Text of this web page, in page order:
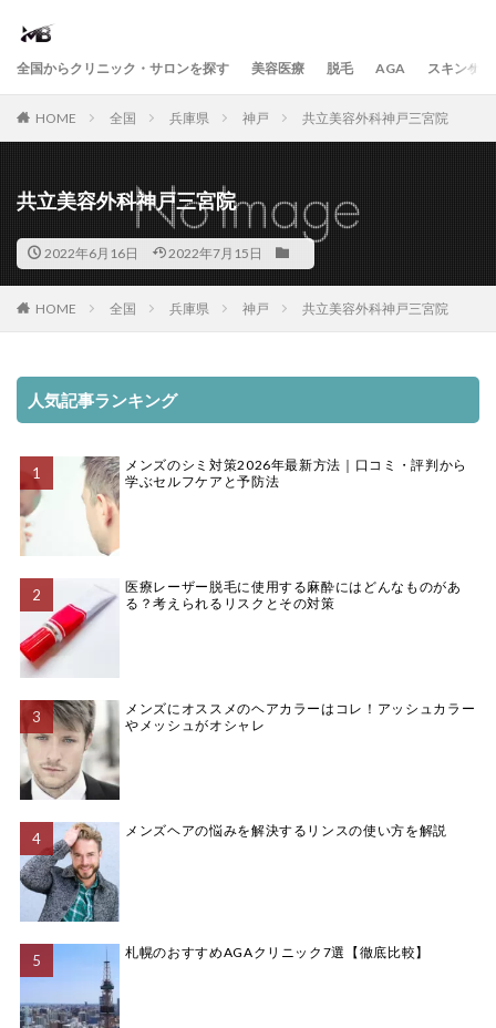
全国からクリニック・サロンを探す 美容医療 脱毛 AGA スキンケア
HOME 全国 兵庫県 神戸 共立美容外科神戸三宮院
共立美容外科神戸三宮院
2022年6月16日 2022年7月15日
HOME 全国 兵庫県 神戸 共立美容外科神戸三宮院
人気記事ランキング
メンズのシミ対策2026年最新方法｜口コミ・評判から
学ぶセルフケアと予防法
医療レーザー脱毛に使用する麻酔にはどんなものがあ
る？考えられるリスクとその対策
メンズにオススメのヘアカラーはコレ！アッシュカラー
やメッシュがオシャレ
メンズヘアの悩みを解決するリンスの使い方を解説
札幌のおすすめAGAクリニック7選【徹底比較】